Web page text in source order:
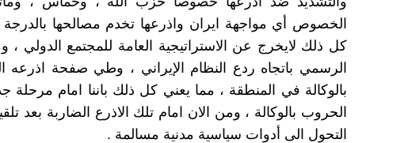
الخصوص أي مواجهة ايران واذرعها تخدم مصالحها
كل ذلك لايخرج عن الاستراتيجية العامة للمجتمع الدولي ،
الرسمي باتجاه ردع النظام الإيراني ، وطي صفحة اذرعه
بالوكالة في المنطقة ، مما يعني كل ذلك باننا امام مرحلة
الحروب بالوكالة ، ومن الان امام تلك الاذرع الضاربة بعد
التحول الى أدوات سياسية مدنية مسالمة .